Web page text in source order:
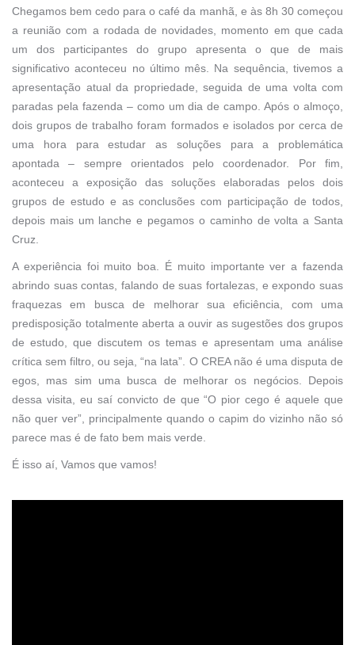
Chegamos bem cedo para o café da manhã, e às 8h 30 começou
a reunião com a rodada de novidades, momento em que cada
um dos participantes do grupo apresenta o que de mais
significativo aconteceu no último mês. Na sequência, tivemos a
apresentação atual da propriedade, seguida de uma volta com
paradas pela fazenda – como um dia de campo. Após o almoço,
dois grupos de trabalho foram formados e isolados por cerca de
uma hora para estudar as soluções para a problemática
apontada – sempre orientados pelo coordenador. Por fim,
aconteceu a exposição das soluções elaboradas pelos dois
grupos de estudo e as conclusões com participação de todos,
depois mais um lanche e pegamos o caminho de volta a Santa
Cruz.
A experiência foi muito boa. É muito importante ver a fazenda
abrindo suas contas, falando de suas fortalezas, e expondo suas
fraquezas em busca de melhorar sua eficiência, com uma
predisposição totalmente aberta a ouvir as sugestões dos grupos
de estudo, que discutem os temas e apresentam uma análise
crítica sem filtro, ou seja, “na lata”. O CREA não é uma disputa de
egos, mas sim uma busca de melhorar os negócios. Depois
dessa visita, eu saí convicto de que “O pior cego é aquele que
não quer ver”, principalmente quando o capim do vizinho não só
parece mas é de fato bem mais verde.
É isso aí, Vamos que vamos!